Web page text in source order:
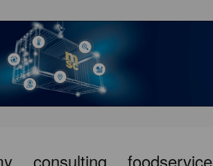
consulting foodservice